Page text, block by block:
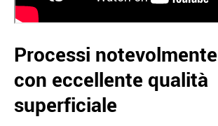
Processi
con eccellente qualità
superficiale